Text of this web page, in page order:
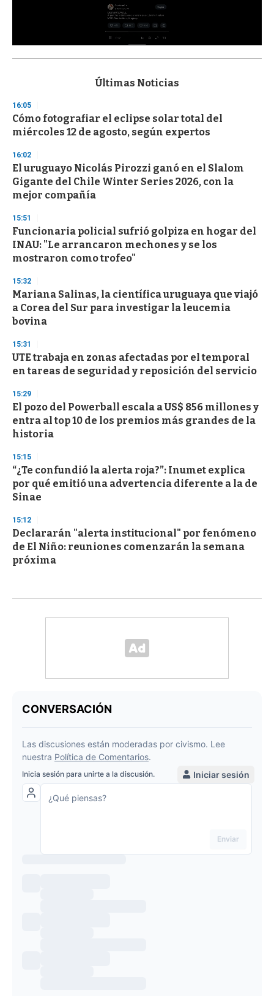
s
d
s
o
f
3
s
e
c
o
d
s
Últimas Noticias
16:05
Cómo fotografiar el eclipse solar total del
miércoles 12 de agosto, según expertos
16:02
El uruguayo Nicolás Pirozzi ganó en el Slalom
Gigante del Chile Winter Series 2026, con la
mejor compañía
15:51
Funcionaria policial sufrió golpiza en hogar del
INAU: "Le arrancaron mechones y se los
mostraron como trofeo"
15:32
Mariana Salinas, la científica uruguaya que viajó
a Corea del Sur para investigar la leucemia
bovina
15:31
UTE trabaja en zonas afectadas por el temporal
en tareas de seguridad y reposición del servicio
15:29
El pozo del Powerball escala a US$ 856 millones y
entra al top 10 de los premios más grandes de la
historia
15:15
“¿Te confundió la alerta roja?”: Inumet explica
por qué emitió una advertencia diferente a la de
Sinae
15:12
Declararán "alerta institucional" por fenómeno
de El Niño: reuniones comenzarán la semana
próxima